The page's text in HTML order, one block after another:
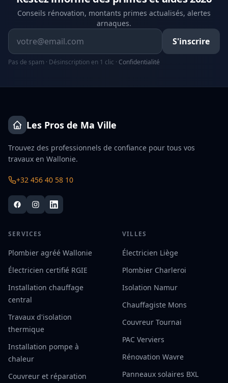
Conseils rénovation, montants primes actualisés, alertes
arnaques.
Adresse email
S'inscrire
Pas de spam · Désinscription en 1 clic · Confidentialité
Les Pros de Ma Ville
Trouvez des professionnels de confiance pour tous vos
travaux en Wallonie.
+32 456 40 58 10
SERVICES
Plombier agréé Wallonie
Électricien certifié RGIE
Installation chauffage
central
Travaux d'isolation
thermique
Installation pompe à
chaleur
Couvreur et réparation
VILLES
Électricien Liège
Plombier Charleroi
Isolation Namur
Chauffagiste Mons
Couvreur Tournai
PAC Verviers
Rénovation Wavre
Panneaux solaires BXL